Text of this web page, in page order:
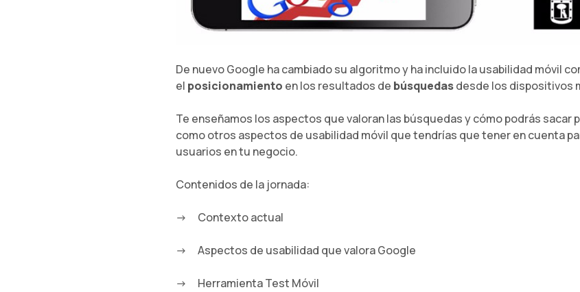
De nuevo Google ha cambiado su algoritmo y ha incluido la usabilidad móvil
el posicionamiento en los resultados de búsquedasdesde los dispositivos
Te enseñamos los aspectos que valoran las búsquedas y cómo podrás sacar
como otros aspectos de usabilidad móvil que tendrías que tener en cuenta
usuarios en tu negocio.
Contenidos de la jornada:
Contexto actual
Aspectos de usabilidad que valora Google
Herramienta Test Móvil